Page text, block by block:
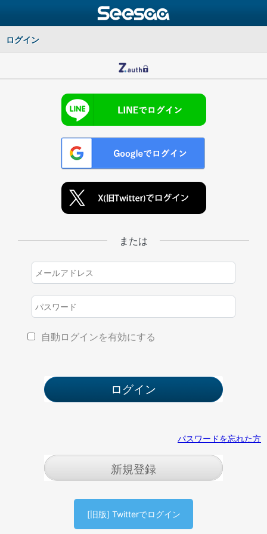
ログイン
または
自動ログインを有効にする
パスワードを忘れた方
新規登録
[旧版] Twitterでログイン